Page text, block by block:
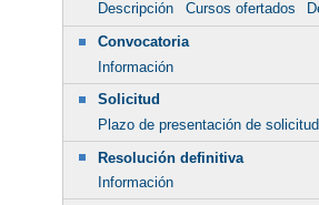
Descripción
Cursos ofertados
Convocatoria
Información
Solicitud
Plazo de presentación de
Resolución definitiva
Información